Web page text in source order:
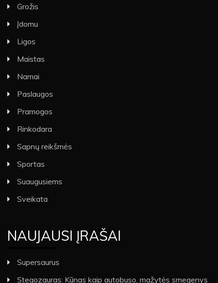
Grožis
Įdomu
Ligos
Maistas
Namai
Paslaugos
Pramogos
Rinkodara
Sapnų reikšmės
Sportas
Suaugusiems
Sveikata
NAUJAUSI ĮRAŠAI
Supersaurus
Stegozauras: Kūnas kaip autobuso, mažytės smegenys